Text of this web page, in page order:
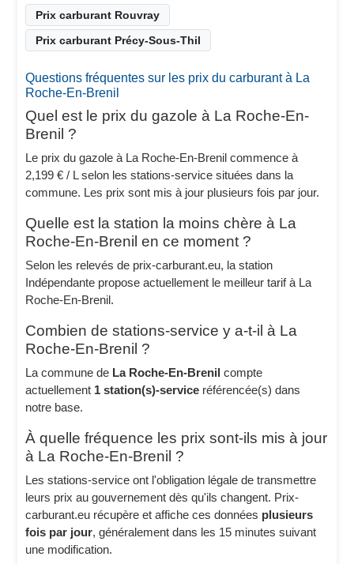
Prix carburant Rouvray
Prix carburant Précy-Sous-Thil
Questions fréquentes sur les prix du carburant à La
Roche-En-Brenil
Quel est le prix du gazole à La Roche-En-
Brenil ?
Le prix du gazole à La Roche-En-Brenil commence à
2,199 € / L selon les stations-service situées dans la
commune. Les prix sont mis à jour plusieurs fois par jour.
Quelle est la station la moins chère à La
Roche-En-Brenil en ce moment ?
Selon les relevés de prix-carburant.eu, la station
Indépendante propose actuellement le meilleur tarif à La
Roche-En-Brenil.
Combien de stations-service y a-t-il à La
Roche-En-Brenil ?
La commune de La Roche-En-Brenil compte
actuellement 1 station(s)-service référencée(s) dans
notre base.
À quelle fréquence les prix sont-ils mis à jour
à La Roche-En-Brenil ?
Les stations-service ont l'obligation légale de transmettre
leurs prix au gouvernement dès qu'ils changent. Prix-
carburant.eu récupère et affiche ces données plusieurs
fois par jour, généralement dans les 15 minutes suivant
une modification.